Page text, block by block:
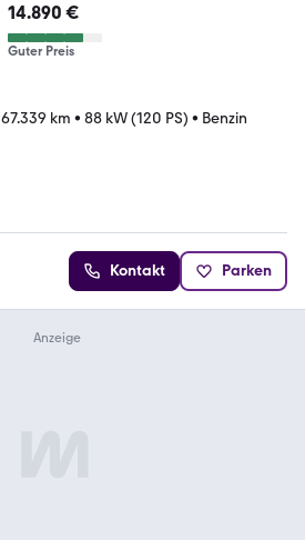
14.890 €
Guter Preis
67.339 km • 88 kW (120 PS) • Benzin
Kontakt Parken